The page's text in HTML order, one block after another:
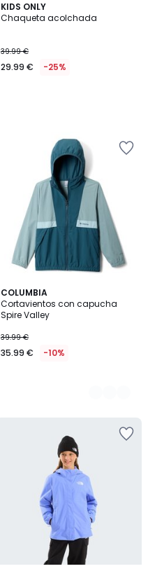
KIDS ONLY
Chaqueta acolchada
39.99 €
29.99 € -25%
COLUMBIA
Cortavientos con capucha
Spire Valley
39.99 €
35.99 € -10%
2
Colores